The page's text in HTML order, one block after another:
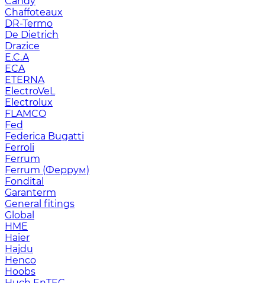
Chaffoteaux
DR-Termo
De Dietrich
Drazice
E.C.A
ECA
ETERNA
ElectroVeL
Electrolux
FLAMCO
Fed
Federica Bugatti
Ferroli
Ferrum
Ferrum (Феррум)
Fondital
Garanterm
General fitings
Global
HME
Haier
Hajdu
Henco
Hoobs